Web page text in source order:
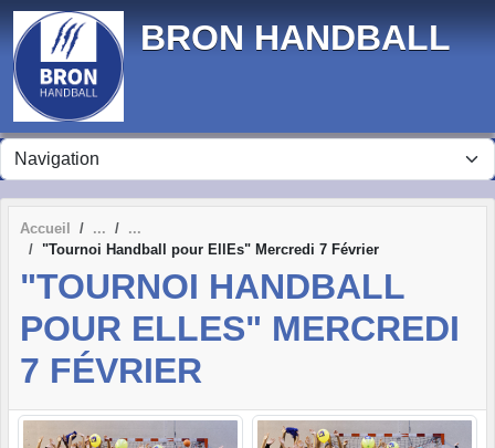
BRON HANDBALL
Accueil
"Tournoi Handball pour EllEs" Mercredi 7 Février
"TOURNOI HANDBALL
POUR ELLES" MERCREDI
7 FÉVRIER
Panneau de gestion des cookies